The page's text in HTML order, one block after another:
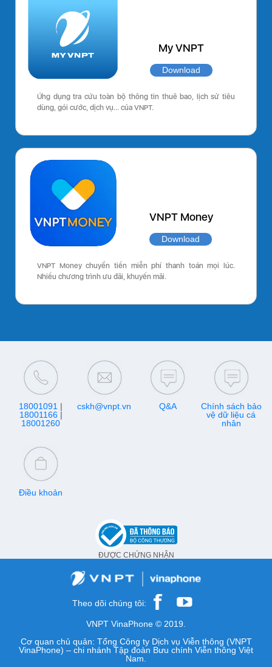
My VNPT
Download
Ứng dụng tra cứu toàn bộ thông tin thuê bao, lịch sử tiêu
dùng, gói cước, dịch vụ… của VNPT.
VNPT Money
Download
VNPT Money chuyển tiền miễn phí thanh toán mọi lúc.
Nhiều chương trình ưu đãi, khuyến mãi.
18001091 |
18001166|
18001260
cskh@vnpt.vn Q&A
Chính sách bảo
vệ dữ liệu cá
nhân
Điều khoản
ĐƯỢC CHỨNG NHẬN
Theo dõi chúng tôi:
VNPT VinaPhone © 2019.
Cơ quan chủ quản: Tổng Công ty Dịch vụ Viễn thông (VNPT
VinaPhone) – chi nhánh Tập đoàn Bưu chính Viễn thông Việt
Nam.